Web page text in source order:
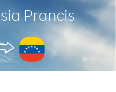
Prancis